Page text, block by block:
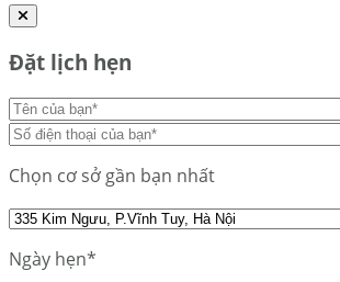
Đặt lịch hẹn
Chọn cơ sở gần bạn nhất
Ngày hẹn*